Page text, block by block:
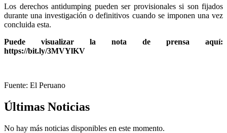
Los derechos antidumping pueden ser provisionales si son fijados
durante una investigación o definitivos cuando se imponen una vez
concluida esta.
Puede visualizar la nota de prensa aquí:
https://bit.ly/3MVYlKV
Fuente: El Peruano
Últimas Noticias
No hay más noticias disponibles en este momento.